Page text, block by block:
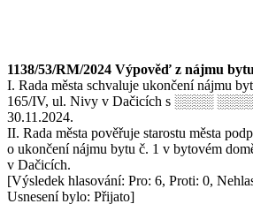
1138/53/RM/2024 Výpověď z nájmu
I. Rada města schvaluje ukončení nájmu
165/IV, ul. Nivy v Dačicích s ░░░░ ░░░░
30.11.2024.
II. Rada města pověřuje starostu města
o ukončení nájmu bytu č. 1 v bytovém
v Dačicích.
[Výsledek hlasování: Pro: 6, Proti: 0,
Usnesení bylo: Přijato]